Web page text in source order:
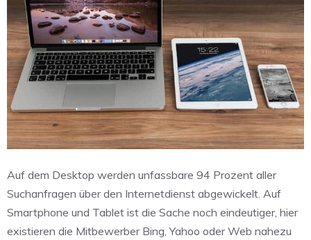
Auf dem Desktop werden unfassbare 94 Prozent aller
Suchanfragen über den Internetdienst abgewickelt. Auf
Smartphone und Tablet ist die Sache noch eindeutiger, hier
existieren die Mitbewerber Bing, Yahoo oder Web nahezu